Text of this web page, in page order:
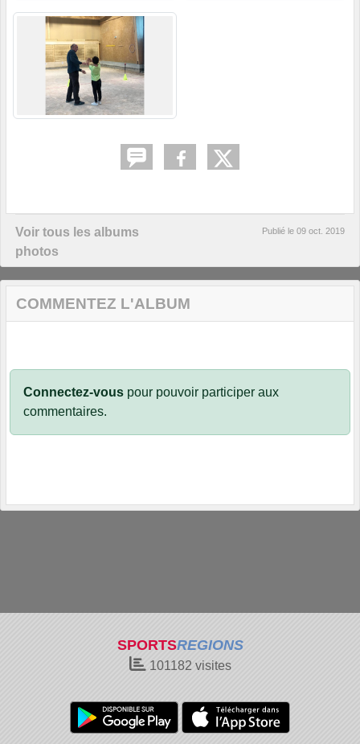
Voir tous les albums
photos
Publié le 09 oct. 2019
COMMENTEZ L'ALBUM
Connectez-vous pour pouvoir participer aux
commentaires.
SPORTSREGIONS
101182 visites